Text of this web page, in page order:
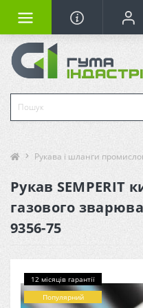
Рукава і шланги
Рукав SEMPERIT
газового
9356-75
12 місяців гарантії
Популярний